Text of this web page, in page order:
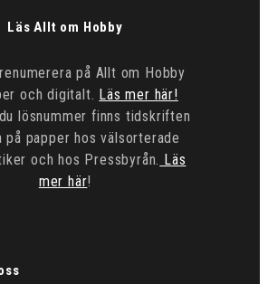
Läs Allt om Hobby
på Allt om Hobby
och digitalt. Läs mer här!
lösnummer finns tidskriften
på papper hos välsorterade
och hos Pressbyrån. Läs
mer här!